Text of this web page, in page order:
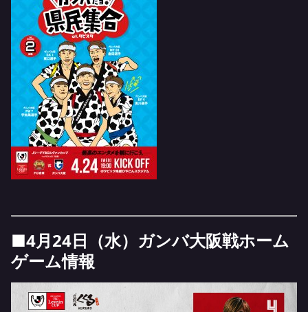
■4月24日（水）ガンバ大阪戦ホーム
ゲーム情報